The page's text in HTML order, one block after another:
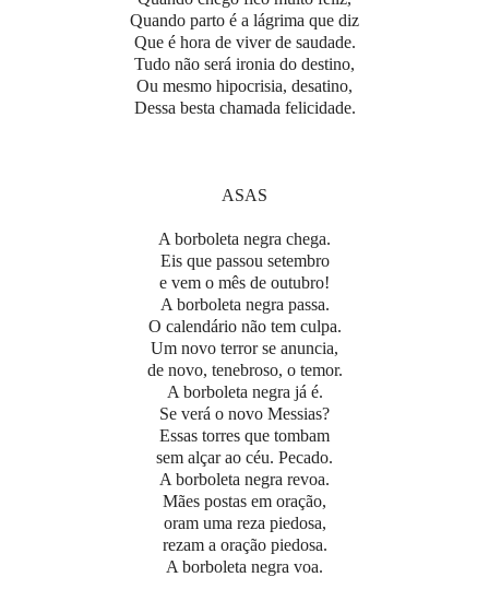
Quando parto é a lágrima que diz
Que é hora de viver de saudade.
Tudo não será ironia do destino,
Ou mesmo hipocrisia, desatino,
Dessa besta chamada felicidade.
ASAS
A borboleta negra chega.
Eis que passou setembro
e vem o mês de outubro!
A borboleta negra passa.
O calendário não tem culpa.
Um novo terror se anuncia,
de novo, tenebroso, o temor.
A borboleta negra já é.
Se verá o novo Messias?
Essas torres que tombam
sem alçar ao céu. Pecado.
A borboleta negra revoa.
Mães postas em oração,
oram uma reza piedosa,
rezam a oração piedosa.
A borboleta negra voa.